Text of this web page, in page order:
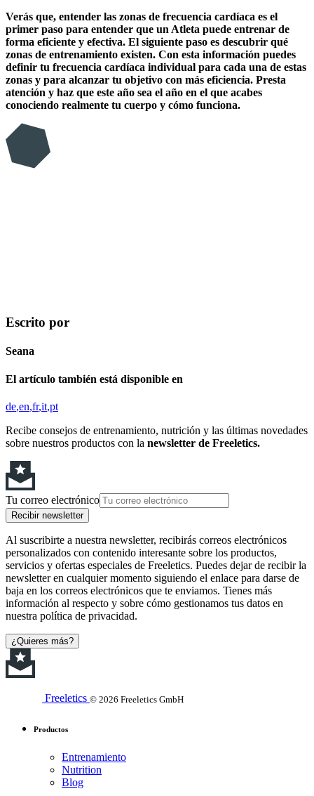
Verás que, entender las zonas de frecuencia cardíaca es el
primer paso para entender que un Atleta puede entrenar de
forma eficiente y efectiva. El siguiente paso es descubrir qué
zonas de entrenamiento existen. Con esta información puedes
definir tu frecuencia cardíaca individual para cada una de estas
zonas y para alcanzar tu objetivo con más eficiencia. Presta
atención y haz que este año sea el año en el que acabes
conociendo realmente tu cuerpo y cómo funciona.
Escrito por
Seana
El artículo también está disponible en
de en fr it pt
Recibe consejos de entrenamiento, nutrición y las últimas novedades
sobre nuestros productos con la newsletter de Freeletics.
Tu correo electrónico
Recibir newsletter
Al suscribirte a nuestra newsletter, recibirás correos electrónicos
personalizados con contenido interesante sobre los productos,
servicios y ofertas especiales de Freeletics. Puedes dejar de recibir la
newsletter en cualquier momento siguiendo el enlace para darse de
baja en los correos electrónicos que te enviamos. Tienes más
información al respecto y sobre cómo gestionamos tus datos en
nuestra política de privacidad.
¿Quieres más?
Freeletics © 2026 Freeletics GmbH
Productos
Entrenamiento
Nutrition
Blog